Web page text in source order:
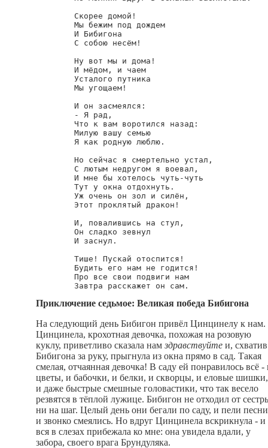
        Скорее домой!
        Мы бежим под дождем
        И Бибигона
        С собою несём!
        Ну вот мы и дома!
        И мёдом, и чаем
        Усталого путника
        Мы угощаем!
        И он засмеялся:
        - Я рад,
        Что к вам воротился назад:
        Милую вашу семью
        Я как родную люблю.
        Но сейчас я смертельно устал,
        С лютым недругом я воевал,
        И мне бы хотелось чуть-чуть
        Тут у окна отдохнуть.
        Уж очень он зол и силён,
        Этот проклятый дракон!
        И, повалившись на стул,
        Он сладко зевнул
        И заснул.
        Тише! Пускай отоспится!
        Будить его нам не годится!
        Про все свои подвиги нам
Приключение седьмое: Великая победа Бибигона
На следующий день Бибигон привёл Цинцинелу к нам.
Цинцинела, крохотная девочка, похожая на розовую
куклу, приветливо сказала нам здравствуйте и, схватив
Бибигона за руку, прыгнула из окна прямо в сад. Такая
смелая, отчаянная девочка! В саду ей понравилось всё -
цветы, и бабочки, и белки, и скворцы, и еловые шишки,
и даже быстрые смешные головастики, что так весело
резвятся в тёплой лужице. Бибигон не отходил от
ни на шаг. Целый день они бегали по саду, и пели
и звонко смеялись. Но вдруг Цинцинела вскрикнула - и
вся в слезах прибежала ко мне: она увидела вдали, у
забора, своего врага Брундуляка.